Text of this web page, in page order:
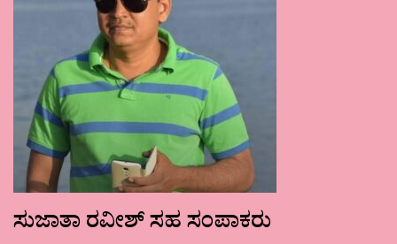
ಸುಜಾತಾ ರವೀಶ್ ಸಹ ಸಂಪಾಕರು